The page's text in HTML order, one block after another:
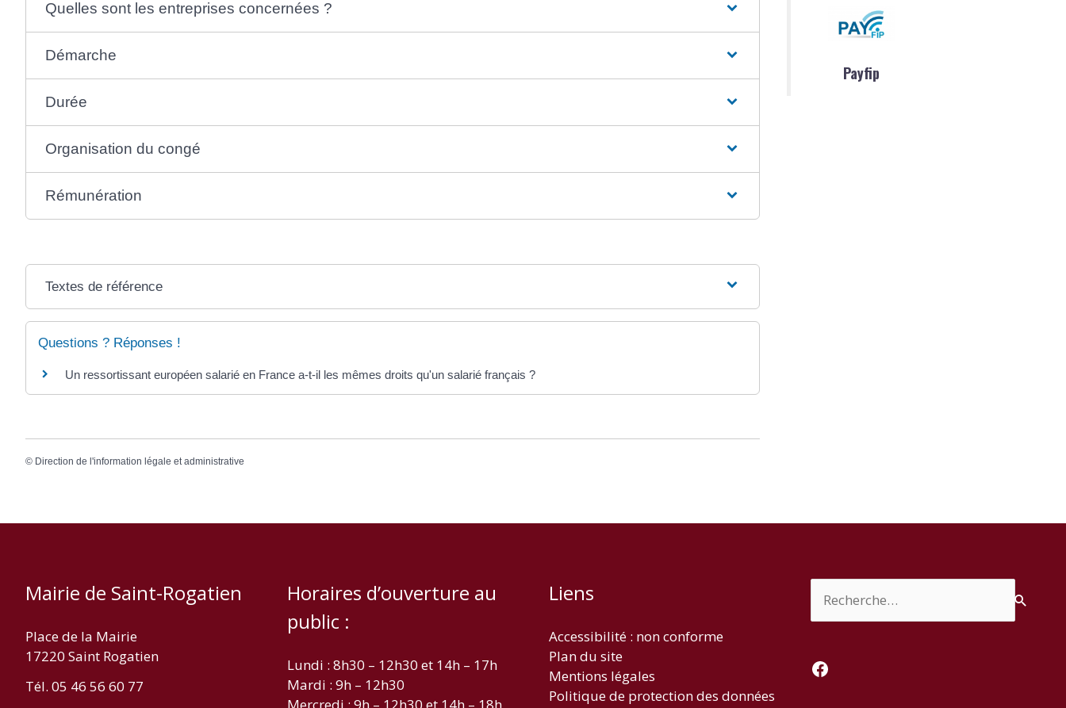
Quelles sont les entreprises concernées ?
Démarche
Durée
Organisation du congé
Rémunération
Textes de référence
Questions ? Réponses !
Un ressortissant européen salarié en France a-t-il les mêmes droits qu'un salarié français ?
© Direction de l'information légale et administrative
Payfip
Mairie de Saint-Rogatien
Place de la Mairie
17220 Saint Rogatien
Tél. 05 46 56 60 77
Horaires d’ouverture au
public :
Lundi : 8h30 – 12h30 et 14h – 17h
Mardi : 9h – 12h30
Liens
Accessibilité : non conforme
Plan du site
Mentions légales
Politique de protection des données
Facebook